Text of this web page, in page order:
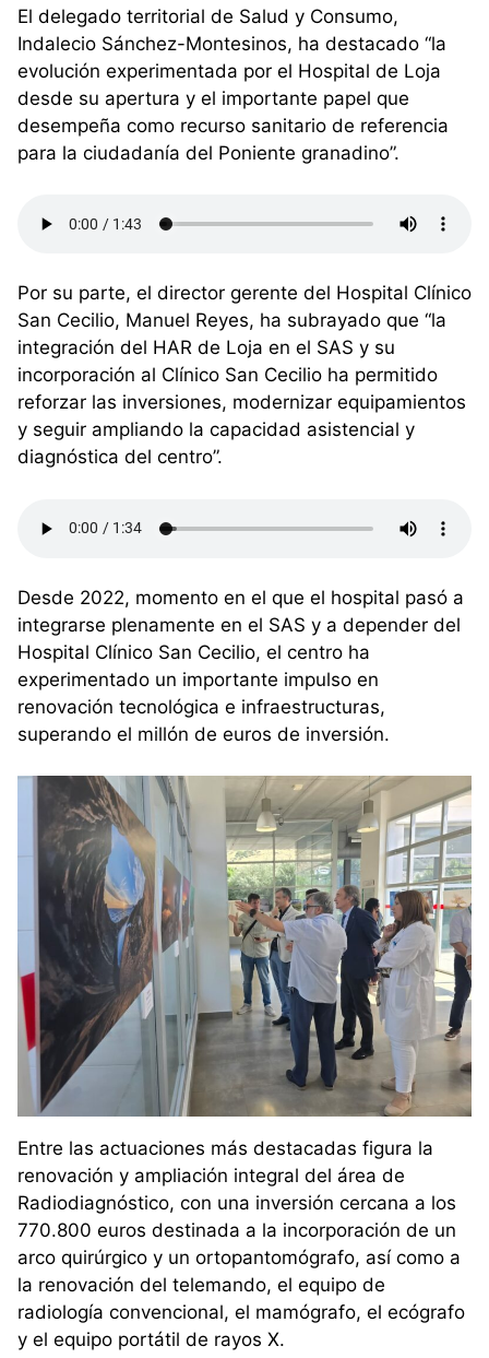
El delegado territorial de Salud y Consumo,
Indalecio Sánchez-Montesinos, ha destacado “la
evolución experimentada por el Hospital de Loja
desde su apertura y el importante papel que
desempeña como recurso sanitario de referencia
para la ciudadanía del Poniente granadino”.
Por su parte, el director gerente del Hospital Clínico
San Cecilio, Manuel Reyes, ha subrayado que “la
integración del HAR de Loja en el SAS y su
incorporación al Clínico San Cecilio ha permitido
reforzar las inversiones, modernizar equipamientos
y seguir ampliando la capacidad asistencial y
diagnóstica del centro”.
Desde 2022, momento en el que el hospital pasó a
integrarse plenamente en el SAS y a depender del
Hospital Clínico San Cecilio, el centro ha
experimentado un importante impulso en
renovación tecnológica e infraestructuras,
superando el millón de euros de inversión.
Entre las actuaciones más destacadas figura la
renovación y ampliación integral del área de
Radiodiagnóstico, con una inversión cercana a los
770.800 euros destinada a la incorporación de un
arco quirúrgico y un ortopantomógrafo, así como a
la renovación del telemando, el equipo de
radiología convencional, el mamógrafo, el ecógrafo
y el equipo portátil de rayos X.